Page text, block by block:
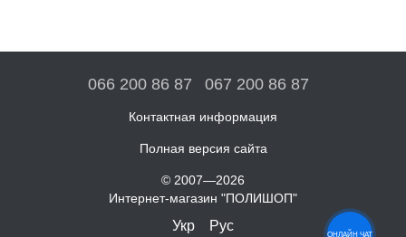
066 200 86 87 067 200 86 87
Контактная информация
Полная версия сайта
© 2007—2026
Интернет-магазин "ПОЛИШОП"
Укр Рус
ОНЛАЙН ЧАТ